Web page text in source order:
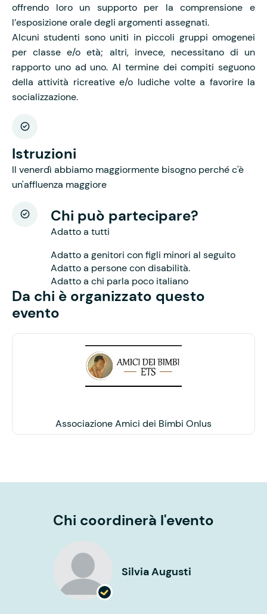
offrendo loro un supporto per la comprensione e
l’esposizione orale degli argomenti assegnati.
Alcuni studenti sono uniti in piccoli gruppi omogenei
per classe e/o età; altri, invece, necessitano di un
rapporto uno ad uno. Al termine dei compiti seguono
della attività ricreative e/o ludiche volte a favorire la
socializzazione.
Istruzioni
Il venerdì abbiamo maggiormente bisogno perché c'è
un'affluenza maggiore
Chi può partecipare?
Adatto a tutti
Adatto a genitori con figli minori al seguito
Adatto a persone con disabilità.
Adatto a chi parla poco italiano
Da chi è organizzato questo
evento
Associazione Amici dei Bimbi Onlus
Chi coordinerà l'evento
Silvia Augusti